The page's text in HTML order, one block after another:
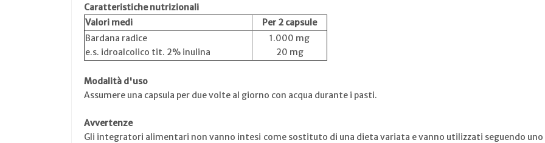
Caratteristiche nutrizionali
Valori medi
Per 2 capsule
Bardana radice
e.s. idroalcolico tit. 2% inulina
1.000 mg
20 mg
Modalità d'uso
Assumere una capsula per due volte al giorno con acqua durante i pasti.
Avvertenze
Gli integratori alimentari non vanno intesi come sostituto di una dieta variata e vanno utilizzati seguendo